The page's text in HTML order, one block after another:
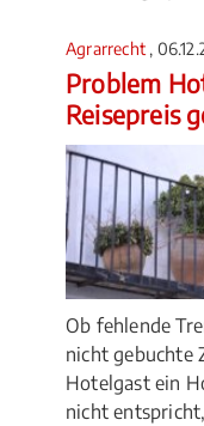
Agrarrecht ,
Problem
Reisepreis
Ob fehlende
nicht gebuchte
Hotelgast ein
nicht